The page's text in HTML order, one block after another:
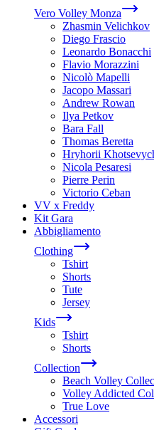
Vero Volley Monza
Zhasmin Velichkov
Diego Frascio
Leonardo Bonacchi
Flavio Morazzini
Nicolò Mapelli
Jacopo Massari
Andrew Rowan
Ilya Petkov
Bara Fall
Thomas Beretta
Hryhorii
Nicola Pesaresi
Pierre Perin
Victorio Ceban
VV x Freddy
Kit Gara
Abbigliamento
Clothing
Tshirt
Shorts
Tute
Jersey
Kids
Tshirt
Shorts
Collection
Beach Volley
Volley Addicted
True Love
Accessori